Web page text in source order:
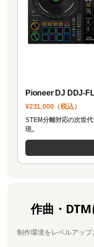
Pioneer DJ DDJ-
¥231,000（税込）
STEM分離対応の次世
現。
作曲・
制作環境をレベルアップ